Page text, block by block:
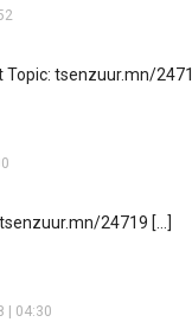
Topic: tsenzuur.mn/
24719 […]
| 04:30